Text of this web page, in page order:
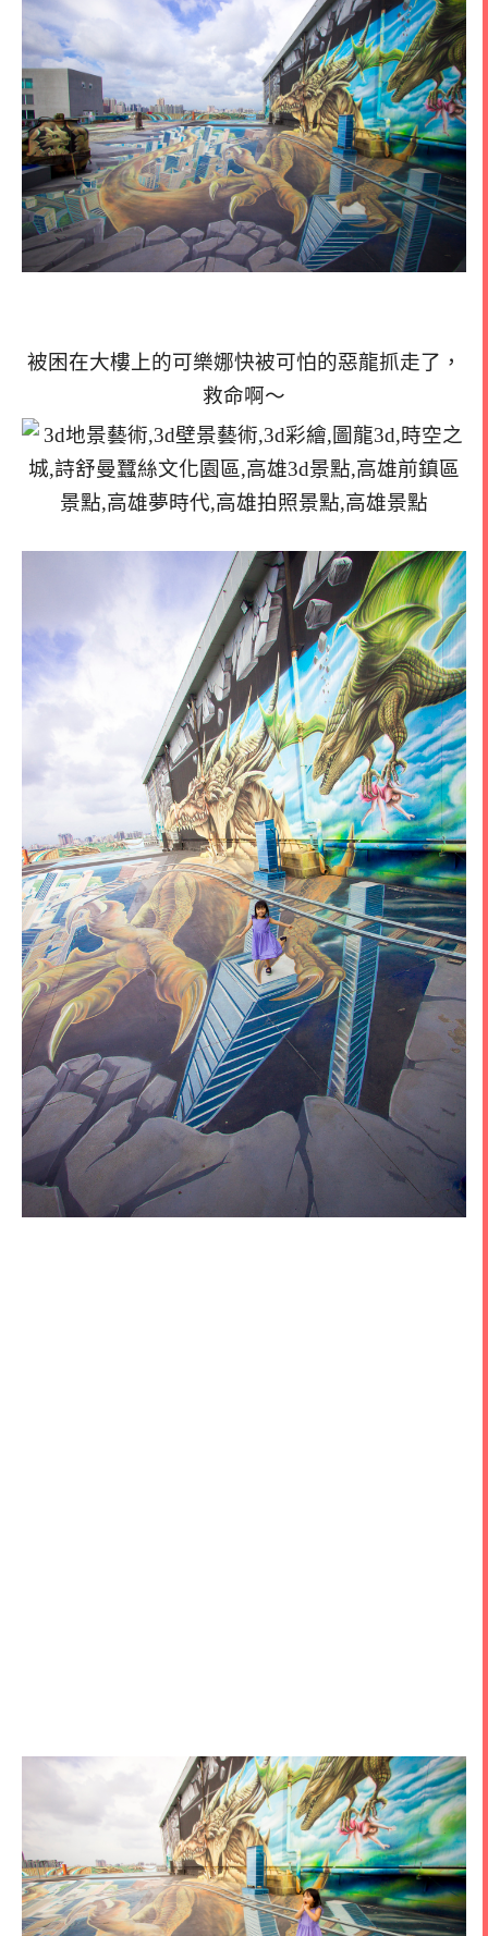
被困在大樓上的可樂娜快被可怕的惡龍抓走了，
救命啊～